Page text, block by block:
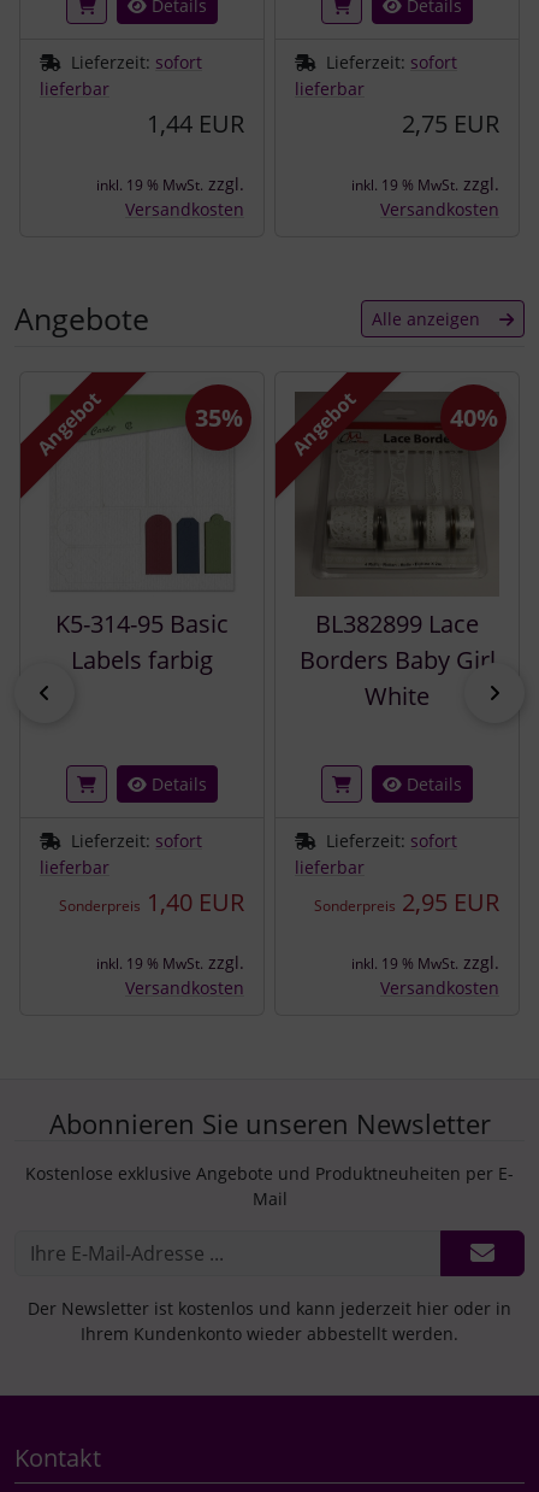
Details
Lieferzeit: sofort
lieferbar
1,44 EUR
inkl. 19 % MwSt. zzgl.
Versandkosten
Details
Lieferzeit: sofort
lieferbar
2,75 EUR
inkl. 19 % MwSt. zzgl.
Versandkosten
Angebote Alle anzeigen
Es folgt ein Produktslider - navigieren Sie mit der Tab-
Angebot
K5-314-95 Basic
Labels farbig
Details
Lieferzeit: sofort
lieferbar
Sonderpreis 1,40 EUR
35%
inkl. 19 % MwSt. zzgl.
Versandkosten
Angebot
BL382899 Lace
Borders Baby Girl
White
Details
Lieferzeit: sofort
lieferbar
Sonderpreis 2,95 EUR
40%
inkl. 19 % MwSt. zzgl.
Versandkosten
Abonnieren Sie unseren Newsletter
Kostenlose exklusive Angebote und Produktneuheiten per E-
Mail
Der Newsletter ist kostenlos und kann jederzeit hier oder in
Ihrem Kundenkonto wieder abbestellt werden.
Kontakt